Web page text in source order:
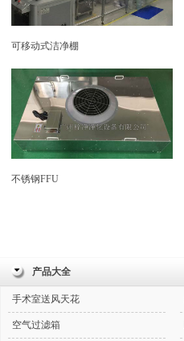
可移动式洁净棚
不锈钢FFU
产品大全
手术室送风天花
空气过滤箱